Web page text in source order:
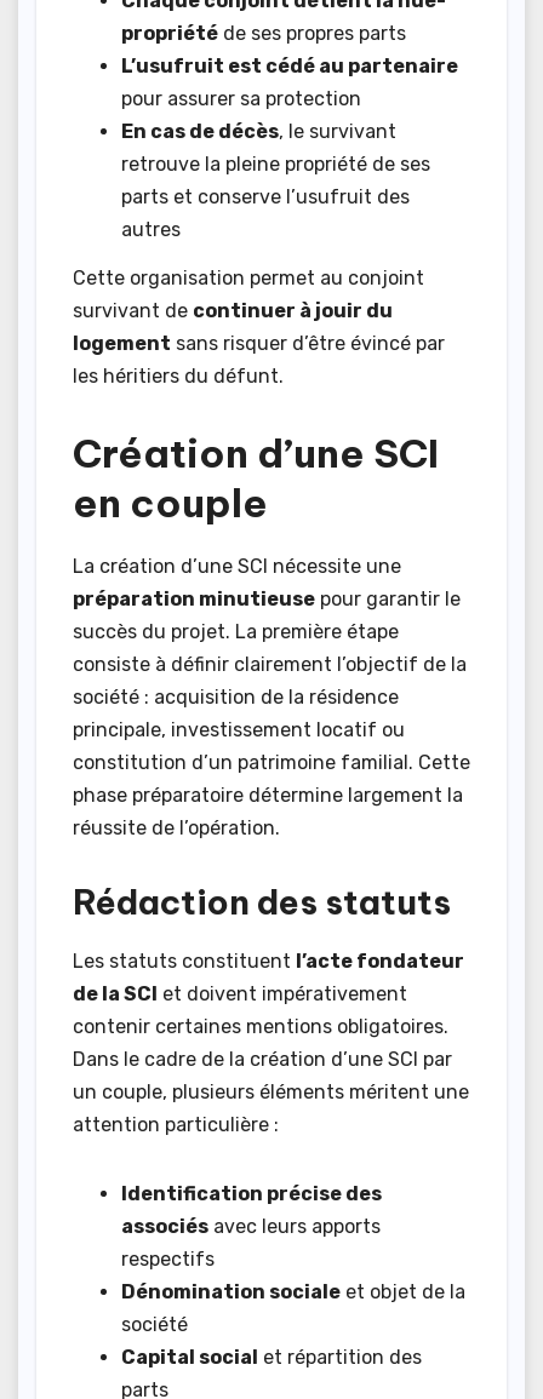
propriété de ses propres parts
L’usufruit est cédé au partenaire
pour assurer sa protection
En cas de décès, le survivant
retrouve la pleine propriété de ses
parts et conserve l’usufruit des
autres
Cette organisation permet au conjoint
survivant de continuer à jouir du
logement sans risquer d’être évincé par
les héritiers du défunt.
Création d’une SCI
en couple
La création d’une SCI nécessite une
préparation minutieuse pour garantir le
succès du projet. La première étape
consiste à définir clairement l’objectif de la
société : acquisition de la résidence
principale, investissement locatif ou
constitution d’un patrimoine familial. Cette
phase préparatoire détermine largement la
réussite de l’opération.
Rédaction des statuts
Les statuts constituent l’acte fondateur
de la SCI et doivent impérativement
contenir certaines mentions obligatoires.
Dans le cadre de la création d’une SCI par
un couple, plusieurs éléments méritent une
attention particulière :
Identification précise des
associés avec leurs apports
respectifs
Dénomination sociale et objet de la
société
Capital social et répartition des
parts